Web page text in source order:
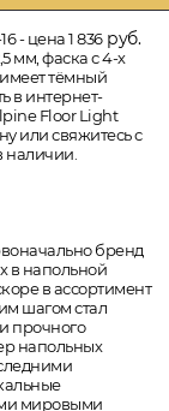
- цена 1 836руб.
мм, фаска с 4-х
имеет тёмный
в интернет-
Floor Light
или свяжитесь с
наличии.
бренд
в напольной
в ассортимент
шагом стал
прочного
напольных
мировыми